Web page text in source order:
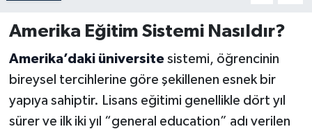
Amerika Eğitim Sistemi Nasıldır?
Amerika’daki üniversitesistemi, öğrencinin
bireysel tercihlerine göre şekillenen esnek bir
yapıya sahiptir. Lisans eğitimi genellikle dört yıl
sürer ve ilk iki yıl “general education” adı verilen